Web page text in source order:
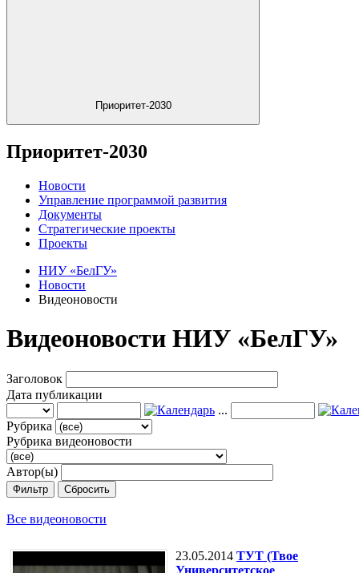
Приоритет-2030
Приоритет-2030
Новости
Управление программой развития
Документы
Стратегические проекты
Проекты
НИУ «БелГУ»
Новости
Видеоновости
Видеоновости НИУ «БелГУ»
Заголовок
Дата публикации
...
Рубрика
Рубрика видеоновости
Автор(ы)
Фильтр Сбросить
Все видеоновости
23.05.2014 ТУТ (Твое
Университетское